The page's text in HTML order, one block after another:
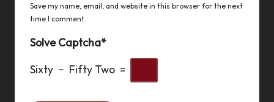
Save my name, email, and website in this browser for the next
time I comment.
Solve Captcha*
Sixty − Fifty Two =